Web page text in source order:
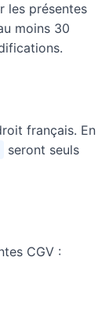
les présentes
moins 30
français. En
seront seuls
CGV :